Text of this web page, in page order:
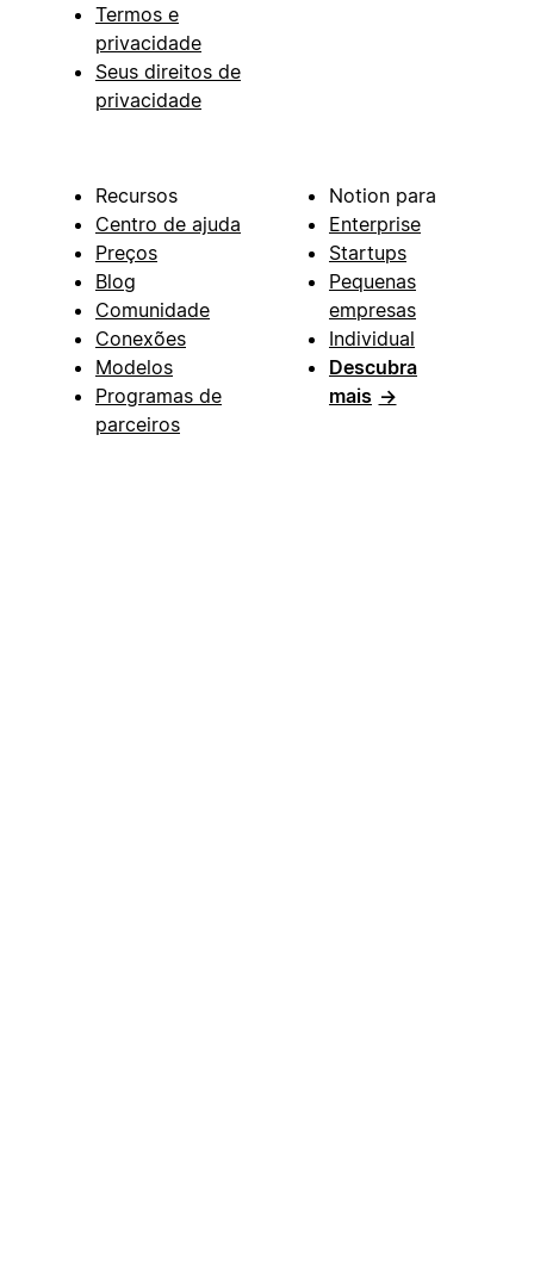
Termos e
privacidade
Seus direitos de
privacidade
Recursos
Centro de ajuda
Preços
Blog
Comunidade
Conexões
Modelos
Programas de
parceiros
Notion para
Enterprise
Startups
Pequenas
empresas
Individual
Descubra
mais →